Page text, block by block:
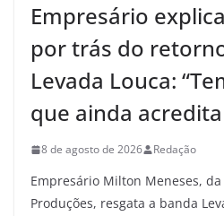
Empresário
por trás do
Levada Louca:
que ainda
8 de agosto de 2026 Redação
Empresário Milton Meneses,
Produções, resgata a banda